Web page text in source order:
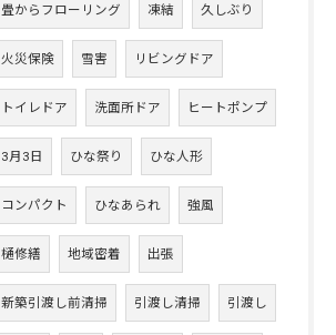
畳からフローリング 凍結 久しぶり
火災保険 雪害 リビングドア
トイレドア 洗面所ドア ヒートポンプ
3月3日 ひな祭り ひな人形
コンパクト ひなあられ 強風
樋修繕 地域密着 出張
新築引渡し前清掃 引渡し清掃 引渡し